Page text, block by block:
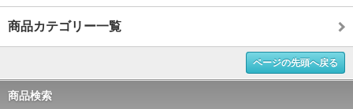
商品カテゴリー一覧
ページの先頭へ戻る
商品検索